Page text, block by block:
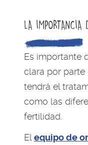
LA IMPORTANCIA
Es importante
clara por parte
tendrá el
como las
fertilidad.
El equipo de